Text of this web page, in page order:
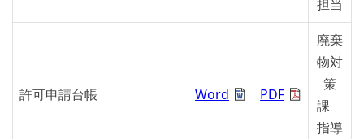
担当
許可申請台帳 Word PDF
廃棄
物対
策
課
指導